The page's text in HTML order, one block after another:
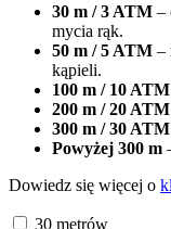
30 m / 3 ATM –
mycia rąk.
50 m / 5 ATM –
kąpieli.
100 m / 10 ATM
200 m / 20 ATM
300 m / 30 ATM
Powyżej 300 m
Dowiedz się więcej o
30 metrów